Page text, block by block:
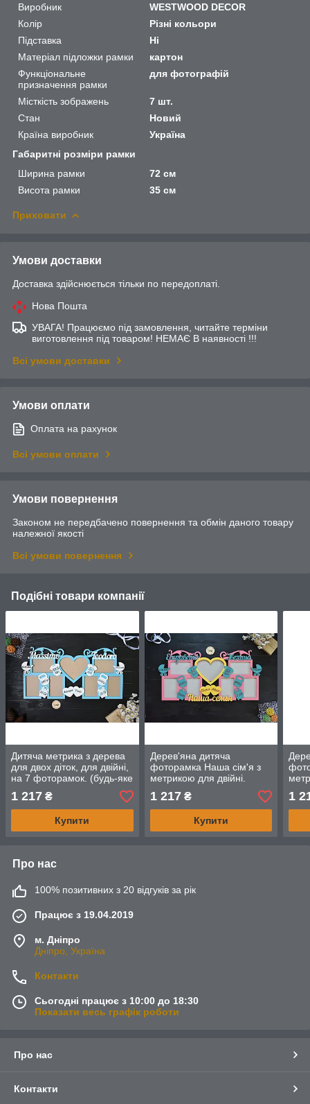
Виробник
WESTWOOD DECOR
Колір
Різні кольори
Підставка
Ні
Матеріал підложки рамки
картон
Функціональне
призначення рамки
для фотографій
Місткість зображень
7 шт.
Стан
Новий
Країна виробник
Україна
Габаритні розміри рамки
Ширина рамки
72 см
Висота рамки
35 см
Приховати
Умови доставки
Доставка здійснюється тільки по передоплаті.
Нова Пошта
УВАГА! Працюємо під замовлення, читайте терміни
виготовлення під товаром! НЕМАЄ В наявності !!!
Всі умови доставки
Умови оплати
Оплата на рахунок
Всі умови оплати
Умови повернення
Законом не передбачено повернення та обмін даного товару
належної якості
Всі умови повернення
Подібні товари компанії
Дитяча метрика з дерева
для двох діток, для двійні,
на 7 фоторамок. (будь-яке
ім'я)
1 217 ₴
Купити
Дерев'яна дитяча
фоторамка Наша сім'я з
метрикою для двійні.
Рамка для сестер, рамка
для братів
1 217₴
Купити
для
1
Про нас
100% позитивних з 20 відгуків за рік
Працює з 19.04.2019
м. Дніпро
Дніпро, Україна
Контакти
Сьогодні працює з 10:00 до 18:30
Показати весь графік роботи
Про нас
Контакти